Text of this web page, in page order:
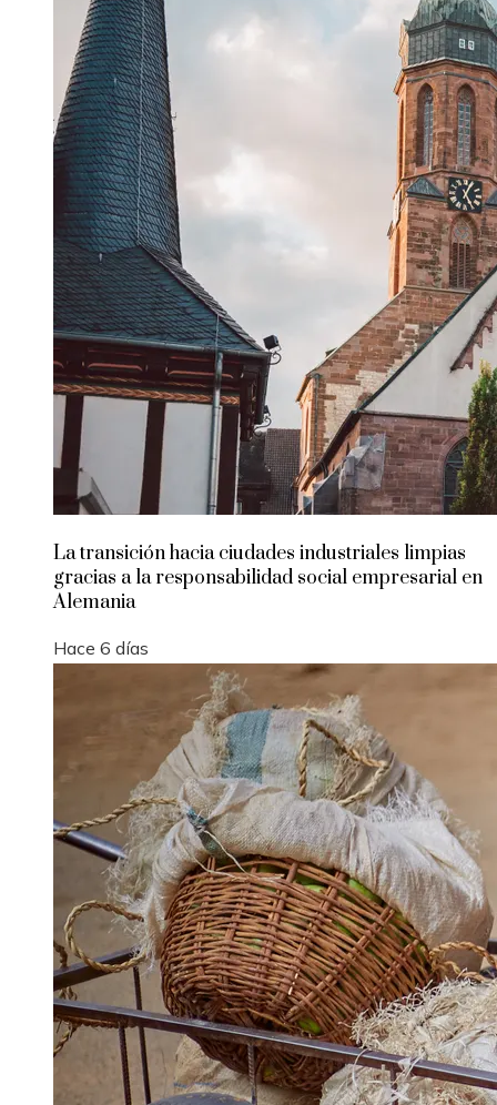
La transición hacia ciudades industriales limpias
gracias a la responsabilidad social empresarial en
Alemania
Hace 6 días